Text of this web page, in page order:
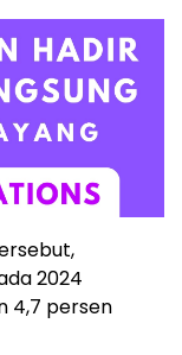
2024
4,7 persen